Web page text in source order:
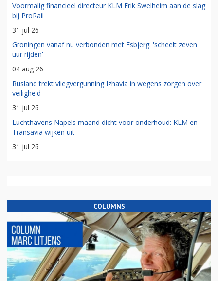
Voormalig financieel directeur KLM Erik Swelheim aan de slag
bij ProRail
31 jul 26
Groningen vanaf nu verbonden met Esbjerg: 'scheelt zeven
uur rijden'
04 aug 26
Rusland trekt vliegvergunning Izhavia in wegens zorgen over
veiligheid
31 jul 26
Luchthavens Napels maand dicht voor onderhoud: KLM en
Transavia wijken uit
31 jul 26
COLUMNS